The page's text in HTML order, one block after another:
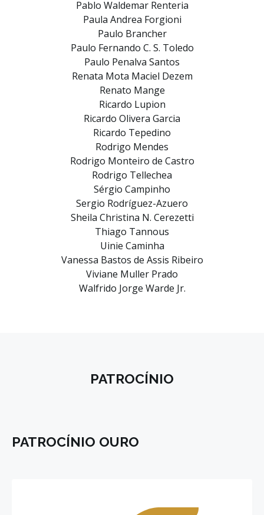
Pablo Waldemar Renteria
Paula Andrea Forgioni
Paulo Brancher
Paulo Fernando C. S. Toledo
Paulo Penalva Santos
Renata Mota Maciel Dezem
Renato Mange
Ricardo Lupion
Ricardo Olivera Garcia
Ricardo Tepedino
Rodrigo Mendes
Rodrigo Monteiro de Castro
Rodrigo Tellechea
Sérgio Campinho
Sergio Rodríguez-Azuero
Sheila Christina N. Cerezetti
Thiago Tannous
Uinie Caminha
Vanessa Bastos de Assis Ribeiro
Viviane Muller Prado
Walfrido Jorge Warde Jr.
PATROCÍNIO
PATROCÍNIO OURO